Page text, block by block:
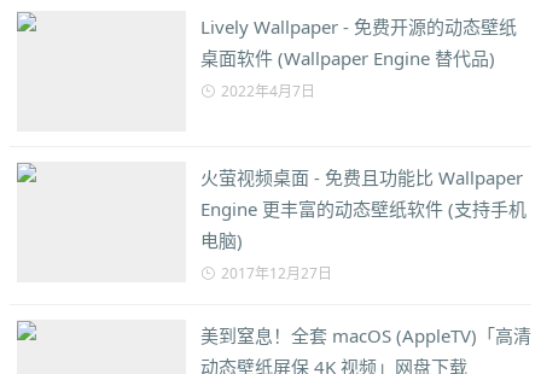
Lively Wallpaper - 免费开源的动态壁纸
桌面软件 (Wallpaper Engine 替代品)
2022年4月7日
火萤视频桌面 - 免费且功能比 Wallpaper
Engine 更丰富的动态壁纸软件 (支持手机
电脑)
2017年12月27日
美到窒息！全套 macOS (AppleTV)「高清
动态壁纸屏保 4K 视频」网盘下载